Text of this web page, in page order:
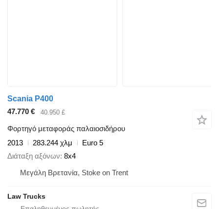
Scania P400
47.770 €
40.950 £
Φορτηγό μεταφοράς παλαιοσιδήρου
2013
283.244 χλμ
Euro 5
Διάταξη αξόνων 8x4
Μεγάλη Βρετανία, Stoke on Trent
Law Trucks